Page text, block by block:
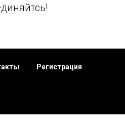
Регистрация